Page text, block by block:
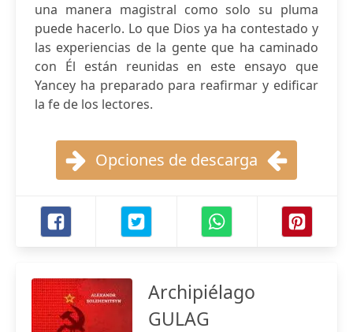
una manera magistral como solo su pluma
puede hacerlo. Lo que Dios ya ha contestado y
las experiencias de la gente que ha caminado
con Él están reunidas en este ensayo que
Yancey ha preparado para reafirmar y edificar
la fe de los lectores.
Opciones de descarga
Archipiélago
GULAG